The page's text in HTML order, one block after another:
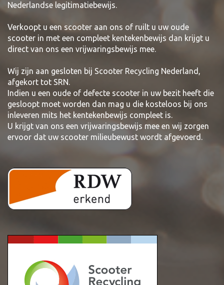
Nederlandse legitimatiebewijs.
Verkoopt u een scooter aan ons of ruilt u uw oude
scooter in met een compleet kentekenbewijs dan krijgt u
direct van ons een vrijwaringsbewijs mee.
Wij zijn aan gesloten bij Scooter Recycling Nederland,
afgekort tot SRN.
Indien u een oude of defecte scooter in uw bezit heeft die
gesloopt moet worden dan mag u die kosteloos bij ons
inleveren mits het kentekenbewijs compleet is.
U krijgt van ons een vrijwaringsbewijs mee en wij zorgen
ervoor dat uw scooter milieubewust wordt afgevoerd.